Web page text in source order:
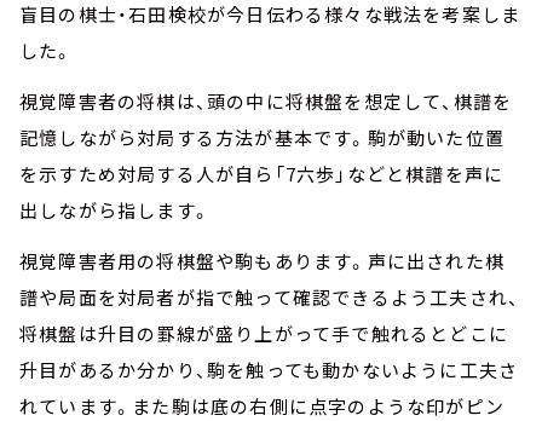
盲目の棋士・石田検校が今日伝わる様々な戦法を考案しま
した。
視覚障害者の将棋は、頭の中に将棋盤を想定して、棋譜を
記憶しながら対局する方法が基本です。駒が動いた位置
を示すため対局する人が自ら「7六歩」などと棋譜を声に
出しながら指します。
視覚障害者用の将棋盤や駒もあります。声に出された棋
譜や局面を対局者が指で触って確認できるよう工夫され、
将棋盤は升目の罫線が盛り上がって手で触れるとどこに
升目があるか分かり、駒を触っても動かないように工夫さ
れています。また駒は底の右側に点字のような印がピン